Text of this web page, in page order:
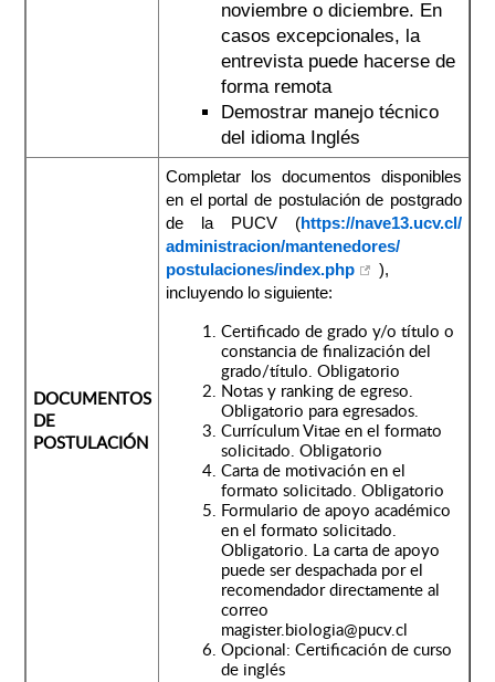
noviembre o diciembre. En
casos excepcionales, la
entrevista puede hacerse de
forma remota
Demostrar manejo técnico
del idioma Inglés
DOCUMENTOS
DE
POSTULACIÓN
Completar los documentos disponibles
en el portal de postulación de postgrado
de la PUCV (https://nave13.ucv.cl/
administracion/mantenedores/
postulaciones/index.php
),
incluyendo lo siguiente:
Certificado de grado y/o título o
constancia de finalización del
grado/título. Obligatorio
Notas y ranking de egreso.
Obligatorio para egresados.
Currículum Vitae en el formato
solicitado. Obligatorio
Carta de motivación en el
formato solicitado. Obligatorio
Formulario de apoyo académico
en el formato solicitado.
Obligatorio. La carta de apoyo
puede ser despachada por el
recomendador directamente al
correo
magister.biologia@pucv.cl
Opcional: Certificación de curso
de inglés